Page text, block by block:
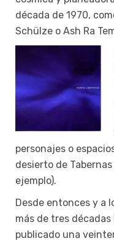
década de 1970,
Schülze o Ash Ra
personajes o
desierto de
ejemplo).
Desde entonces y a
más de tres décadas
publicado una